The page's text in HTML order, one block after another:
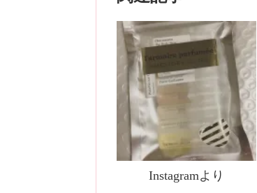
Instagramより